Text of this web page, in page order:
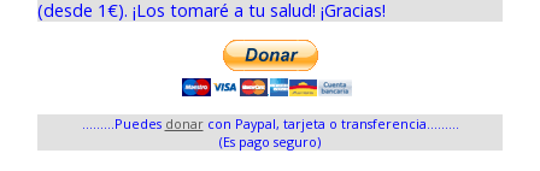
(desde 1€). ¡Los tomaré a tu salud! ¡Gracias!
.........Puedes donarcon Paypal, tarjeta o transferencia.........
(Es pago seguro)